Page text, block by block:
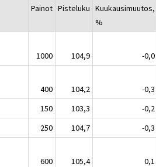
Painot Pisteluku Kuukausimuutos,
%
1000 104,9 -0,0
400 104,2 -0,3
150 103,3 -0,2
250 104,7 -0,3
600 105,4 0,1